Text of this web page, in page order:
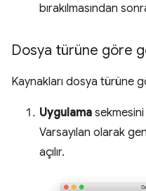
bırakılmasından
Dosya türüne göre
Kaynakları dosya türüne
Uygulama sekmesini
Varsayılan olarak
açılır.